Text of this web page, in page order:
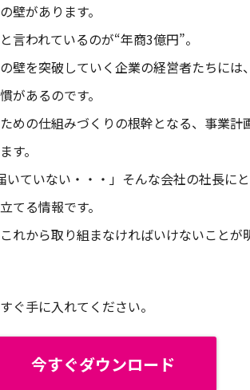
壁があります。
言われているのが“年商3億円”。
壁を突破していく企業の経営者たちには
があるのです。
めの仕組みづくりの根幹となる、事業計
す。
いていない・・・」そんな会社の社長に
てる情報です。
れから取り組まなければいけないことが
ぐ手に入れてください。
今すぐダウンロード